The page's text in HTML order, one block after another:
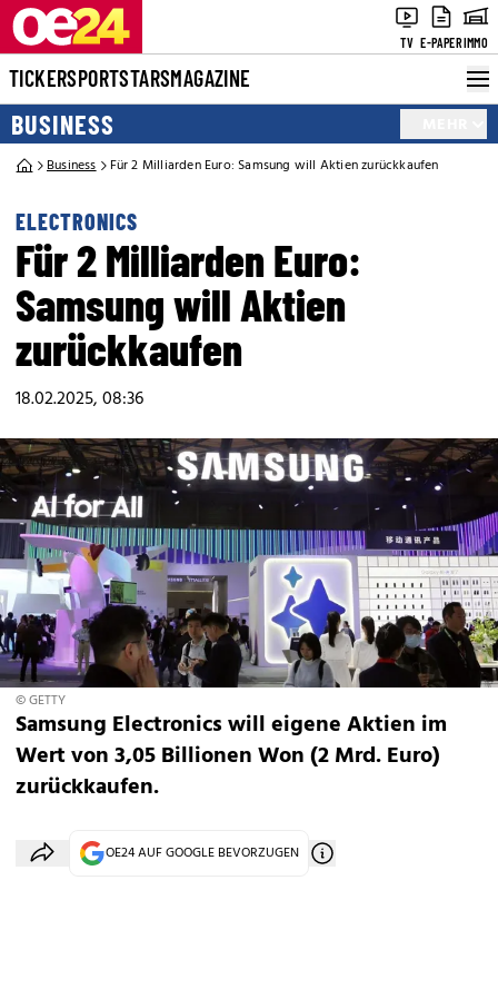
TV E-PAPERIMMO
TICKERSPORTSTARSMAGAZINE
BUSINESS
Business Für 2 Milliarden Euro: Samsung will Aktien zurückkaufen
ELECTRONICS
Für 2 Milliarden Euro:
Samsung will Aktien
zurückkaufen
18.02.2025, 08:36
© GETTY
Samsung Electronics will eigene Aktien im
Wert von 3,05 Billionen Won (2 Mrd. Euro)
zurückkaufen.
OE24 AUF GOOGLE BEVORZUGEN